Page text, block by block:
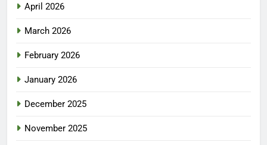
April 2026
March 2026
February 2026
January 2026
December 2025
November 2025